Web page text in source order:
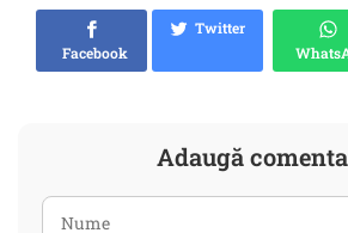
Facebook
Twitter
Adaugă